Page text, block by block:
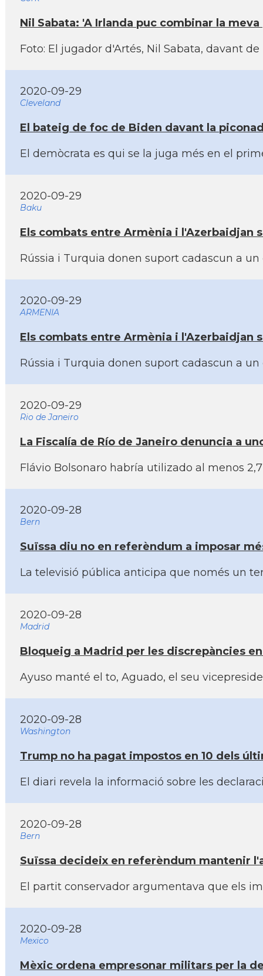
Nil Sabata: 'A Irlanda puc combinar la
Foto: El jugador d'Artés, Nil Sabata, davant
2020-09-29
Cleveland
El bateig de foc de Biden davant la
El demòcrata es qui se la juga més en el
2020-09-29
Baku
Els combats entre Armènia i l'Azerbaidjan
Rússia i Turquia donen suport cadascun a
2020-09-29
ARMENIA
Els combats entre Armènia i l'Azerbaidjan
Rússia i Turquia donen suport cadascun a
2020-09-29
Rio de Janeiro
La Fiscalí­a de Rí­o de Janeiro denuncia a
Flávio Bolsonaro habrí­a utilizado al menos
2020-09-28
Bern
Suïssa diu no en referèndum a imposar
La televisió pública anticipa que només un
2020-09-28
Madrid
Bloqueig a Madrid per les discrepàncies
Ayuso manté el to, Aguado, el seu
2020-09-28
Washington
Trump no ha pagat impostos en 10 dels
El diari revela la informació sobre les
2020-09-28
Bern
Suïssa decideix en referèndum mantenir
El partit conservador argumentava que els
2020-09-28
Mexico
Mèxic ordena empresonar militars per la